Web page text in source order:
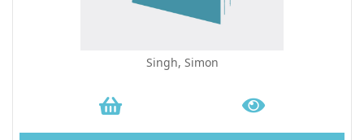
Singh, Simon